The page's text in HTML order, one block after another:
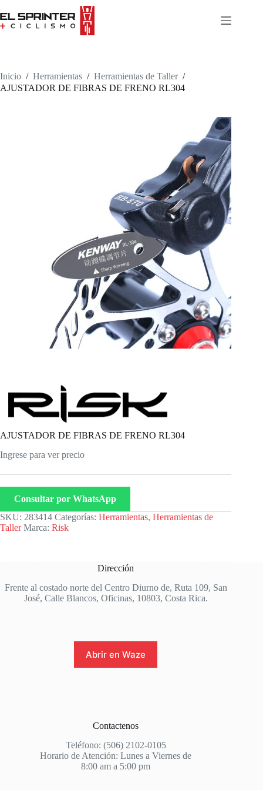
to
content
Inicio / Herramientas / Herramientas de Taller /
AJUSTADOR DE FIBRAS DE FRENO RL304
AJUSTADOR DE FIBRAS DE FRENO RL304
Ingrese para ver precio
Consultar por WhatsApp
SKU: 283414 Categorías: Herramientas, Herramientas de
Taller Marca: Risk
Dirección
Frente al costado norte del Centro Diurno de, Ruta 109, San
José, Calle Blancos, Oficinas, 10803, Costa Rica.
Abrir en Waze
Contactenos
Teléfono: (506) 2102-0105
Horario de Atención: Lunes a Viernes de
8:00 am a 5:00 pm